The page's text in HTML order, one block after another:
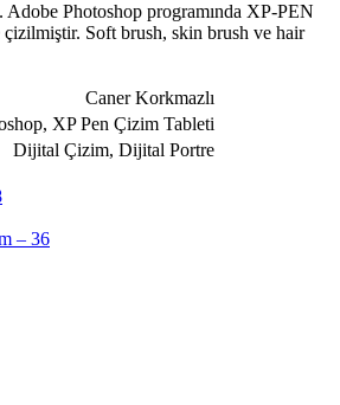
Photoshop programında XP-PEN
Soft brush, skin brush ve hair
Caner Korkmazlı
XP Pen Çizim Tableti
Dijital Çizim, Dijital Portre
– 36